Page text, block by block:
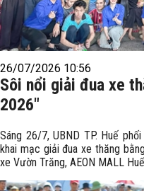
26/07/2026 10:56
Sôi nổi giải đua xe
2026"
Sáng 26/7, UBND TP. Huế
khai mạc giải đua xe thăng
xe Vườn Trăng, AEON MALL